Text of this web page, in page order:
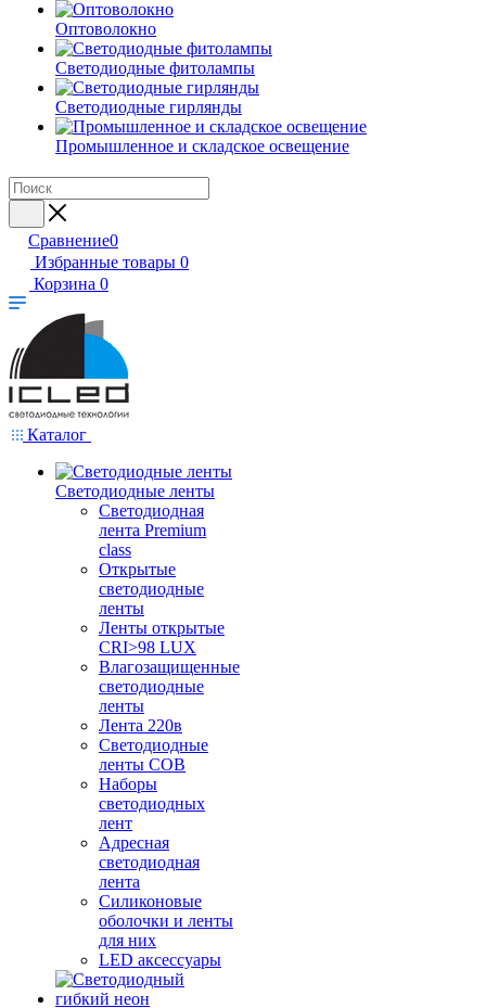
Оптоволокно
Светодиодные фитолампы
Светодиодные гирлянды
Промышленное и складское освещение
Сравнение0
Избранные товары 0
Корзина 0
Каталог
Светодиодные ленты
Светодиодная
лента Premium
class
Открытые
светодиодные
ленты
Ленты открытые
CRI>98 LUX
Влагозащищенные
светодиодные
ленты
Лента 220в
Светодиодные
ленты COB
Наборы
светодиодных
лент
Адресная
светодиодная
лента
Силиконовые
оболочки и ленты
для них
LED аксессуары